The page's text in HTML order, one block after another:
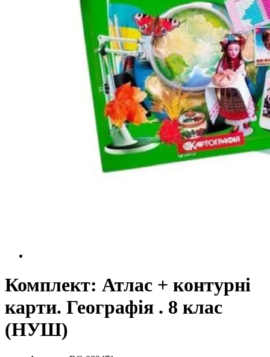
Комплект: Атлас + контурні
карти. Географія . 8 клас
(НУШ)